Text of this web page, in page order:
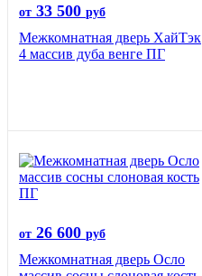
от 33 500 руб
Межкомнатная дверь ХайТэк
4 массив дуба венге ПГ
от 26 600 руб
Межкомнатная дверь Осло